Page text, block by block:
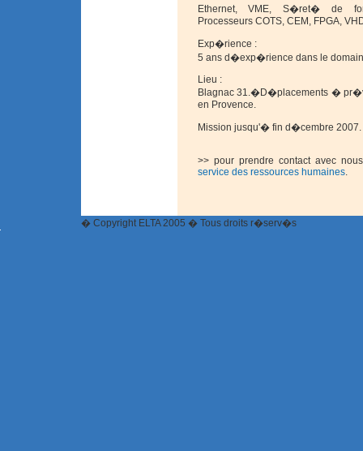
Ethernet, VME, S�ret� de
Processeurs COTS, CEM, FPGA,
Exp�rience :
5 ans d�exp�rience dans le
Lieu :
Blagnac 31.�D�placements �
en Provence.
Mission jusqu'� fin d�cembre 2007.
>> pour prendre contact avec
service des ressources humaines.
� Copyright ELTA 2005 � Tous droits r�serv�s